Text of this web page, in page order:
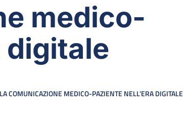
medico-
digitale
LA COMUNICAZIONE MEDICO-PAZIENTE NELL’ERA DIGITALE